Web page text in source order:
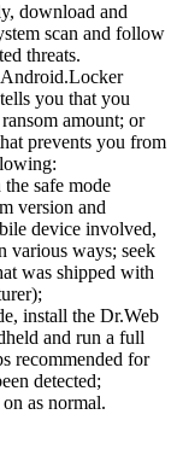
download and
scan and follow
threats.
you that you
amount; or
prevents you from
safe mode
version and
device involved,
various ways; seek
was shipped with
install the Dr.Web
and run a full
recommended for
detected;
as normal.